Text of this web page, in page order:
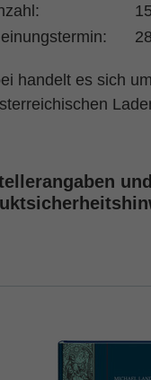
handelt es sich
und